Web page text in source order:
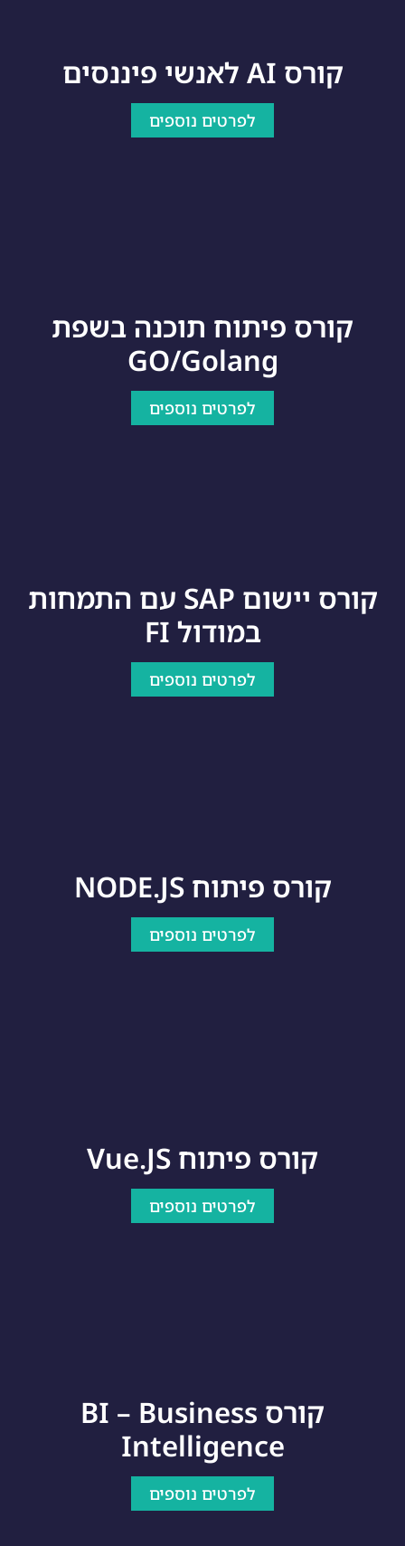
קורס AI לאנשי פיננסים
לפרטים נוספים
קורס פיתוח תוכנה בשפת
GO/Golang
לפרטים נוספים
קורס יישום SAP עם התמחות
במודול FI
לפרטים נוספים
קורס פיתוח NODE.JS
לפרטים נוספים
קורס פיתוח Vue.JS
לפרטים נוספים
קורס BI – Business
Intelligence
לפרטים נוספים